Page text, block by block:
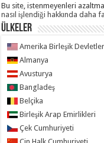
Bu site, istenmeyenleri
nasıl işlendiği hakkında daha
ÜLKELER
Amerika Birleşik
Almanya
Avusturya
Bangladeş
Belçika
Birleşik Arap Emirlikleri
Çek Cumhuriyeti